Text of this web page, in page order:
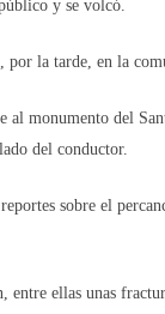
y se volcó.
la tarde, en la
monumento del
del conductor.
sobre el
entre ellas unas